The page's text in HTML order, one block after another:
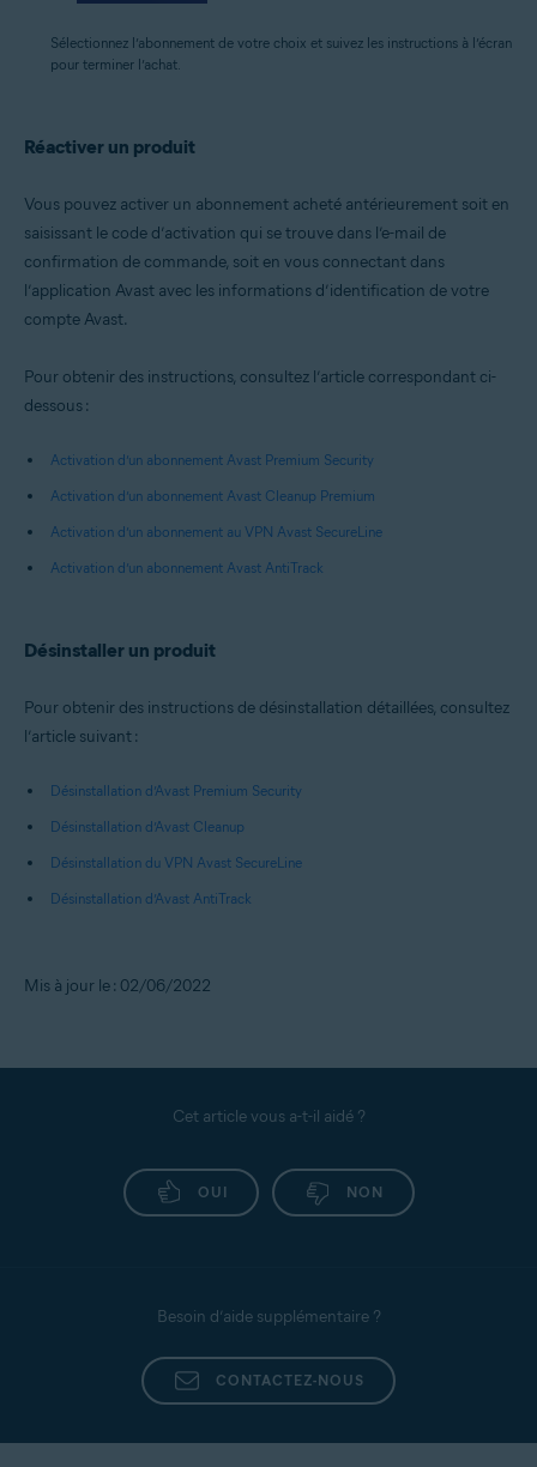
Sélectionnez l’abonnement de votre choix et suivez les instructions à l’écran
pour terminer l’achat.
Réactiver un produit
Vous pouvez activer un abonnement acheté antérieurement soit en
saisissant le code d’activation qui se trouve dans l’e-mail de
confirmation de commande, soit en vous connectant dans
l’application Avast avec les informations d’identification de votre
compte Avast.
Pour obtenir des instructions, consultez l’article correspondant ci-
dessous :
Activation d’un abonnement Avast Premium Security
Activation d’un abonnement Avast Cleanup Premium
Activation d’un abonnement au VPN Avast SecureLine
Activation d’un abonnement Avast AntiTrack
Désinstaller un produit
Pour obtenir des instructions de désinstallation détaillées, consultez
l’article suivant :
Désinstallation d’Avast Premium Security
Désinstallation d’Avast Cleanup
Désinstallation du VPN Avast SecureLine
Désinstallation d’Avast AntiTrack
Mis à jour le : 02/06/2022
Cet article vous a-t-il aidé ?
OUI NON
Besoin d’aide supplémentaire ?
CONTACTEZ-NOUS